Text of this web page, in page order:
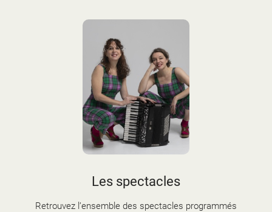
Les spectacles
Retrouvez l’ensemble des spectacles programmés